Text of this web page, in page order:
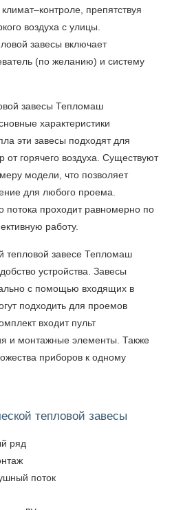
препятствуя
воздуха с улицы.
завесы включает
(по желанию) и систему
завесы Тепломаш
характеристики
эти завесы подходят для
горячего воздуха. Существуют
модели, что позволяет
для любого проема.
потока проходит равномерно по
работу.
тепловой завесе Тепломаш
устройства. Завесы
с помощью входящих в
подходить для проемов
входит пульт
и монтажные элементы. Также
приборов к одному
тепловой завесы
ряд
поток